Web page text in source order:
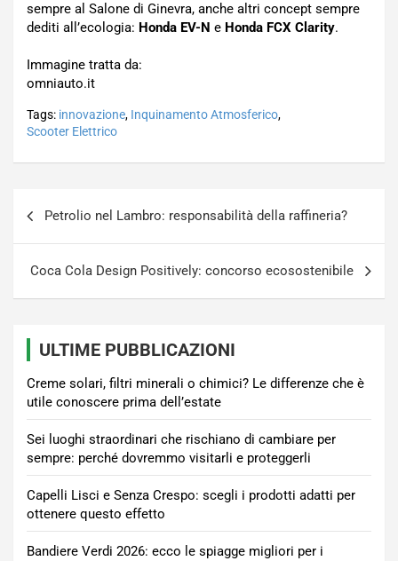
sempre al Salone di Ginevra, anche altri concept sempre
dediti all’ecologia: Honda EV-N e Honda FCX Clarity.
Immagine tratta da:
omniauto.it
Tags: innovazione, Inquinamento Atmosferico,
Scooter Elettrico
Petrolio nel Lambro: responsabilità della raffineria?
Coca Cola Design Positively: concorso ecosostenibile
ULTIME PUBBLICAZIONI
Creme solari, filtri minerali o chimici? Le differenze che è
utile conoscere prima dell’estate
Sei luoghi straordinari che rischiano di cambiare per
sempre: perché dovremmo visitarli e proteggerli
Capelli Lisci e Senza Crespo: scegli i prodotti adatti per
ottenere questo effetto
Bandiere Verdi 2026: ecco le spiagge migliori per i